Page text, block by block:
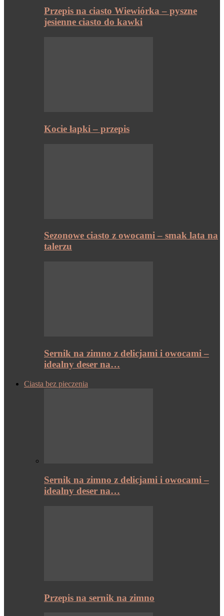
Przepis na ciasto Wiewiórka – pyszne
jesienne ciasto do kawki
Kocie łapki – przepis
Sezonowe ciasto z owocami – smak lata na
talerzu
Sernik na zimno z delicjami i owocami –
idealny deser na…
Ciasta bez pieczenia
Sernik na zimno z delicjami i owocami –
idealny deser na…
Przepis na sernik na zimno